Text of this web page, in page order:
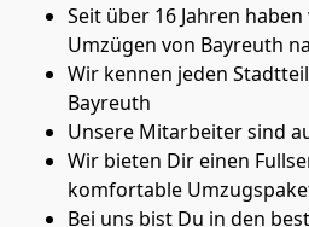
Seit über 16 Jahren
Umzügen von Bayreuth
Wir kennen jeden
Bayreuth
Unsere Mitarbeiter sind
Wir bieten Dir einen
komfortable
Bei uns bist Du in den